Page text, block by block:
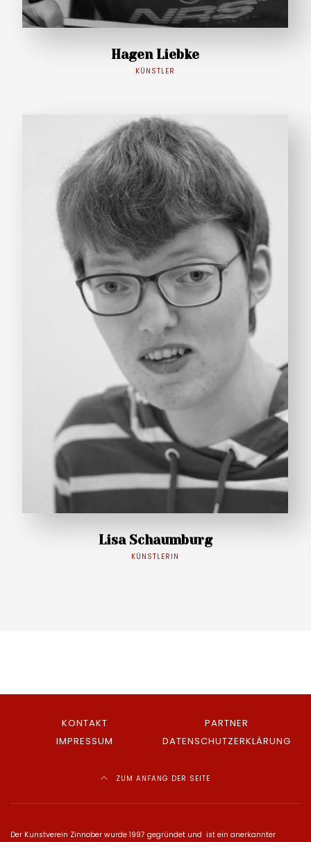
Hagen Liebke
KÜNSTLER
Lisa Schaumburg
KÜNSTLERIN
KONTAKT
PARTNER
IMPRESSUM
DATENSCHUTZERKLÄRUNG
ZUM ANFANG DER SEITE
Der Kunstverein Zinnober wurde 1997 gegründet und ist ein anerkannter